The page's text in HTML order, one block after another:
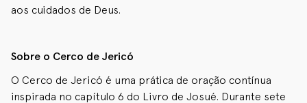
aos cuidados de Deus.
Sobre o Cerco de Jericó
O Cerco de Jericó é uma prática de oração contínua
inspirada no capítulo 6 do Livro de Josué. Durante sete